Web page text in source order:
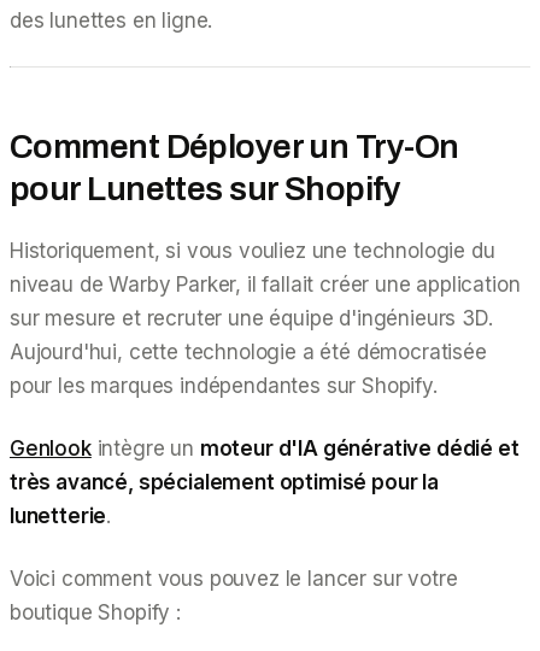
des lunettes en ligne.
Comment Déployer un Try-On
pour Lunettes sur Shopify
Historiquement, si vous vouliez une technologie du
niveau de Warby Parker, il fallait créer une application
sur mesure et recruter une équipe d'ingénieurs 3D.
Aujourd'hui, cette technologie a été démocratisée
pour les marques indépendantes sur Shopify.
Genlookintègre un moteur d'IA générative dédié et
très avancé, spécialement optimisé pour la
lunetterie.
Voici comment vous pouvez le lancer sur votre
boutique Shopify :